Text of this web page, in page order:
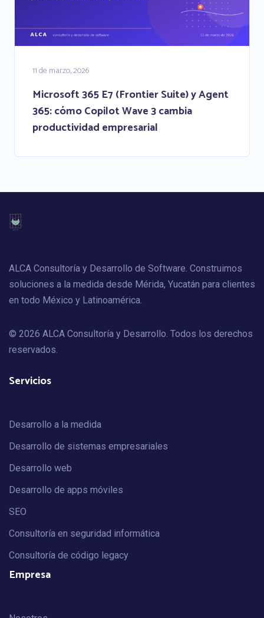
11 de marzo, 2026
Microsoft 365 E7 (Frontier Suite) y Agent
365: cómo Copilot Wave 3 cambia
productividad empresarial
ALCA Consultoría y Desarrollo de Software. Construimos
soluciones a la medida desde Mérida, Yucatán para clientes
en todo México y Latinoamérica.
© 2026 ALCA Consultoría y Desarrollo. Todos los derechos
reservados.
Servicios
Desarrollo a la medida
Desarrollo de sistemas empresariales
Desarrollo web
Desarrollo de apps móviles
SEO
Consultoría en seguridad informática
Consultoría de código legacy
Empresa